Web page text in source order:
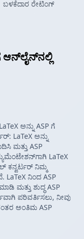
ಆನ್‌ಲೈನ್‌ನಲ್ಲಿ
ಅನ್ನು ASP ಗೆ
LaTeX ಅನ್ನು
ಮತ್ತು ASP
LaTeX
ಕನ್ವರ್ಟರ್ ನಿಮ್ಮ
LaTeX ನಿಂದ ASP
ಶುದ್ಧ ASP
ಪರಿವರ್ತಿಸಲು, ನೀವು
ಅಂತಿಮ ASP
ಬಳಕೆದಾರ ರೇಟಿಂಗ್